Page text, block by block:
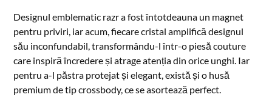
Designul emblematic razr a fost întotdeauna un magnet
pentru priviri, iar acum, fiecare cristal amplifică designul
său inconfundabil, transformându-l într-o piesă couture
care inspiră încredere și atrage atenția din orice unghi. Iar
pentru a-l păstra protejat și elegant, există și o husă
premium de tip crossbody, ce se asortează perfect.